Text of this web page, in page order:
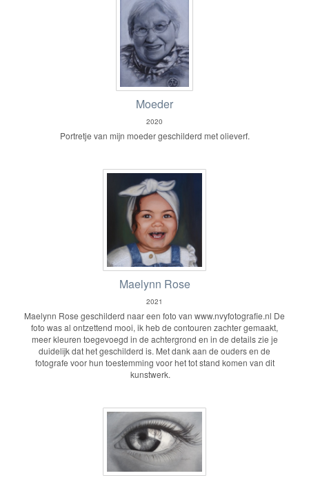
Moeder
2020
Portretje van mijn moeder geschilderd met olieverf.
Maelynn Rose
2021
Maelynn Rose geschilderd naar een foto van www.nvyfotografie.nl De
foto was al ontzettend mooi, ik heb de contouren zachter gemaakt,
meer kleuren toegevoegd in de achtergrond en in de details zie je
duidelijk dat het geschilderd is. Met dank aan de ouders en de
fotografe voor hun toestemming voor het tot stand komen van dit
kunstwerk.